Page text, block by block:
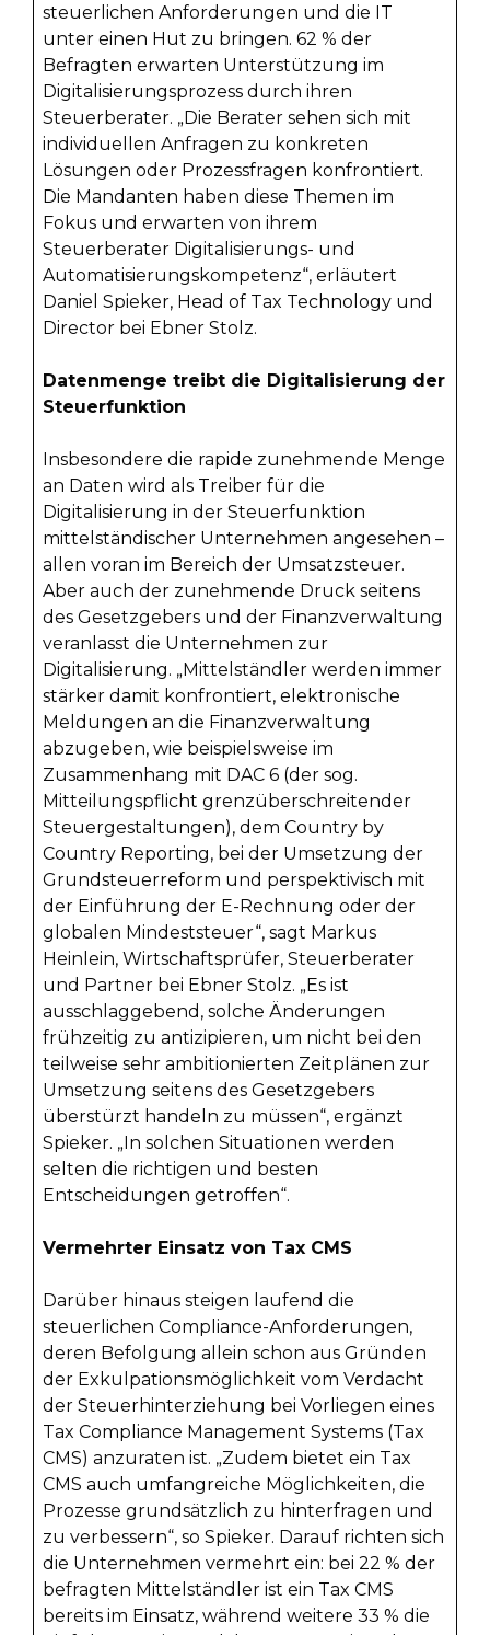
steuerlichen Anforderungen und die IT
unter einen Hut zu bringen. 62 % der
Befragten erwarten Unterstützung im
Digitalisierungsprozess durch ihren
Steuerberater. „Die Berater sehen sich mit
individuellen Anfragen zu konkreten
Lösungen oder Prozessfragen konfrontiert.
Die Mandanten haben diese Themen im
Fokus und erwarten von ihrem
Steuerberater Digitalisierungs- und
Automatisierungskompetenz“, erläutert
Daniel Spieker, Head of Tax Technology und
Director bei Ebner Stolz.
Datenmenge treibt die Digitalisierung der
Steuerfunktion
Insbesondere die rapide zunehmende Menge
an Daten wird als Treiber für die
Digitalisierung in der Steuerfunktion
mittelständischer Unternehmen angesehen –
allen voran im Bereich der Umsatzsteuer.
Aber auch der zunehmende Druck seitens
des Gesetzgebers und der Finanzverwaltung
veranlasst die Unternehmen zur
Digitalisierung. „Mittelständler werden immer
stärker damit konfrontiert, elektronische
Meldungen an die Finanzverwaltung
abzugeben, wie beispielsweise im
Zusammenhang mit DAC 6 (der sog.
Mitteilungspflicht grenzüberschreitender
Steuergestaltungen), dem Country by
Country Reporting, bei der Umsetzung der
Grundsteuerreform und perspektivisch mit
der Einführung der E-Rechnung oder der
globalen Mindeststeuer“, sagt Markus
Heinlein, Wirtschaftsprüfer, Steuerberater
und Partner bei Ebner Stolz. „Es ist
ausschlaggebend, solche Änderungen
frühzeitig zu antizipieren, um nicht bei den
teilweise sehr ambitionierten Zeitplänen zur
Umsetzung seitens des Gesetzgebers
überstürzt handeln zu müssen“, ergänzt
Spieker. „In solchen Situationen werden
selten die richtigen und besten
Entscheidungen getroffen“.
Vermehrter Einsatz von Tax CMS
Darüber hinaus steigen laufend die
steuerlichen Compliance-Anforderungen,
deren Befolgung allein schon aus Gründen
der Exkulpationsmöglichkeit vom Verdacht
der Steuerhinterziehung bei Vorliegen eines
Tax Compliance Management Systems (Tax
CMS) anzuraten ist. „Zudem bietet ein Tax
CMS auch umfangreiche Möglichkeiten, die
Prozesse grundsätzlich zu hinterfragen und
zu verbessern“, so Spieker. Darauf richten sich
die Unternehmen vermehrt ein: bei 22 % der
befragten Mittelständler ist ein Tax CMS
bereits im Einsatz, während weitere 33 % die